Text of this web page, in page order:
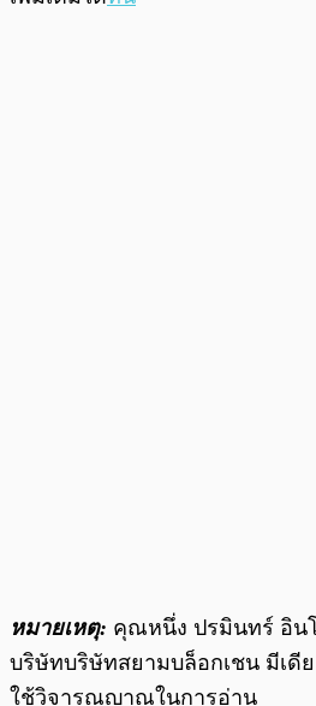
หมายเหตุ: คุณหนึ่ง ปรมินทร์ อิน
บริษัทบริษัทสยามบล็อกเชน มีเดี
ใช้วิจารณญาณในการอ่าน